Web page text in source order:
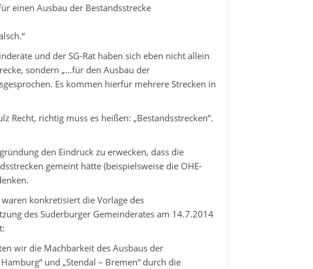
einen Ausbau der Bestandsstrecke
und der SG-Rat haben sich eben nicht allein
sondern „…für den Ausbau der
Es kommen hierfür mehrere Strecken in
Recht, richtig muss es heißen: „Bestandsstrecken“.
den Eindruck zu erwecken, dass die
gemeint hätte (beispielsweise die OHE-
konkretisiert die Vorlage des
des Suderburger Gemeinderates am 14.7.2014
wir die Machbarkeit des Ausbaus der
und „Stendal – Bremen“ durch die